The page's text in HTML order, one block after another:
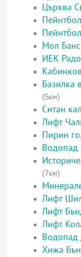
Църква
Мол
ИЕК
Базилка
(5км)
Ситан
Лифт
Пирин
Водопад
(7км)
Лифт
Лифт
Лифт
Водопад
Хижа